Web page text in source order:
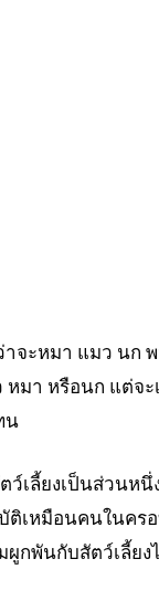
จะหมา แมว นก
มา หรือนก แต่จะ
น
ว์เลี้ยงเป็นส่วนห
ติเหมือนคนในคร
กพันกับสัตว์เลี้ย